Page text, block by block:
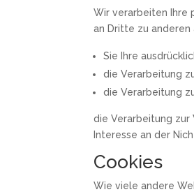
Wir verarbeiten Ihre
an Dritte zu
Sie Ihre
die Verarbeitung
die Verarbeitung
die Verarbeitung zur
Interesse an der
Cookies
Wie viele andere